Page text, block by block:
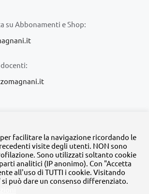
su Abbonamenti e Shop:
-2026 | Tutti i diritti riservati | MyFpm è un
dellaFondazione Palazzo Magnani
facilitare la navigazione ricordando le
visite degli utenti. NON sono
Sono utilizzati soltanto cookie
analitici (IP anonimo). Con "Accetta
all'uso di TUTTI i cookie. Visitando
può dare un consenso differenziato.